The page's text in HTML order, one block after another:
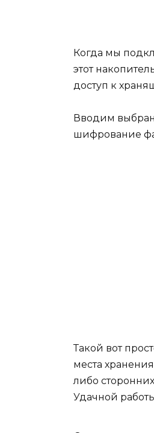
Когда мы
этот
доступ к
Вводим
шифрование
Такой вот
места
либо
Удачной